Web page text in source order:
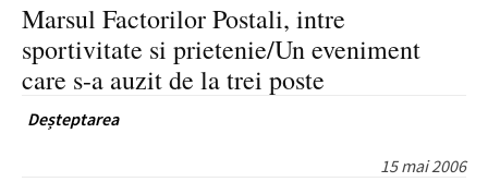
Marsul Factorilor Postali, intre
sportivitate si prietenie/Un eveniment
care s-a auzit de la trei poste
Deșteptarea
15 mai 2006